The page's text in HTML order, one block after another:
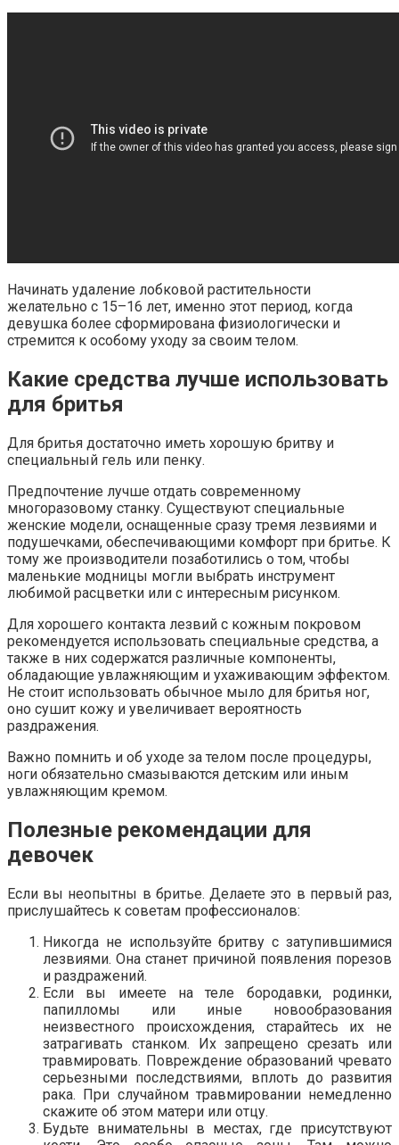
Начинать удаление лобковой растительности
желательно с 15–16 лет, именно этот период, когда
девушка более сформирована физиологически и
стремится к особому уходу за своим телом.
Какие средства лучше использовать
для бритья
Для бритья достаточно иметь хорошую бритву и
специальный гель или пенку.
Предпочтение лучше отдать современному
многоразовому станку. Существуют специальные
женские модели, оснащенные сразу тремя лезвиями и
подушечками, обеспечивающими комфорт при бритье. К
тому же производители позаботились о том, чтобы
маленькие модницы могли выбрать инструмент
любимой расцветки или с интересным рисунком.
Для хорошего контакта лезвий с кожным покровом
рекомендуется использовать специальные средства, а
также в них содержатся различные компоненты,
обладающие увлажняющим и ухаживающим эффектом.
Не стоит использовать обычное мыло для бритья ног,
оно сушит кожу и увеличивает вероятность
раздражения.
Важно помнить и об уходе за телом после процедуры,
ноги обязательно смазываются детским или иным
увлажняющим кремом.
Полезные рекомендации для
девочек
Если вы неопытны в бритье. Делаете это в первый раз,
прислушайтесь к советам профессионалов:
Никогда не используйте бритву с затупившимися
лезвиями. Она станет причиной появления порезов
и раздражений.
Если вы имеете на теле бородавки, родинки,
папилломы или иные новообразования
неизвестного происхождения, старайтесь их не
затрагивать станком. Их запрещено срезать или
травмировать. Повреждение образований чревато
серьезными последствиями, вплоть до развития
рака. При случайном травмировании немедленно
скажите об этом матери или отцу.
Будьте внимательны в местах, где присутствуют